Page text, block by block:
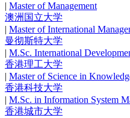
| Master of Management
澳洲国立大学
| Master of International
曼彻斯特大学
| M.Sc. International
香港理工大学
| Master of Science in
香港科技大学
| M.Sc. in Information System
香港城市大学